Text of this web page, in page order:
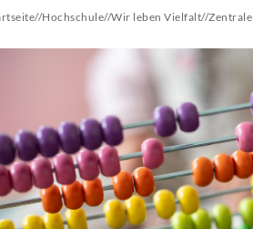
//Hochschule//Wir leben Vielfalt//Zentrale